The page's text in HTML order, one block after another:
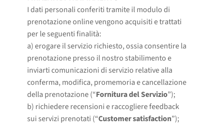
I dati personali conferiti tramite il modulo di
prenotazione online vengono acquisiti e trattati
per le seguenti finalità:
a) erogare il servizio richiesto, ossia consentire la
prenotazione presso il nostro stabilimento e
inviarti comunicazioni di servizio relative alla
conferma, modifica, promemoria e cancellazione
della prenotazione (“Fornitura del Servizio”);
b) richiedere recensioni e raccogliere feedback
sui servizi prenotati (“Customer satisfaction”);